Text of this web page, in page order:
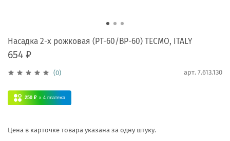
(0) арт. 7.613.130
Насадка 2-х рожковая (PT-60/BP-60) TECMO, ITALY
654 ₽
250 ₽ x 4 платежа
Цена в карточке товара указана за одну штуку.